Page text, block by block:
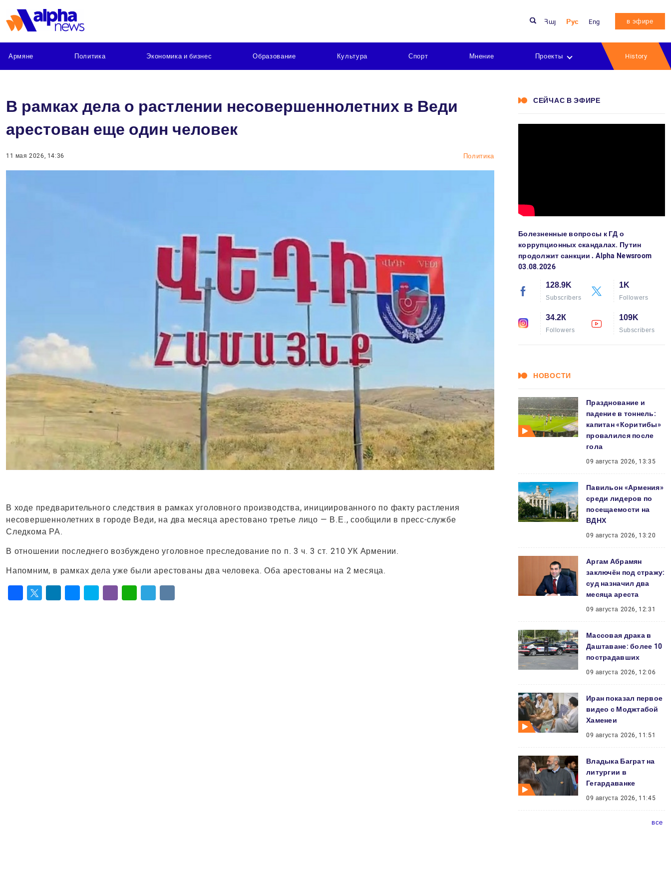
Հայ Рус Eng в эфире
Армяне Политика Экономика и бизнес Образование Культура Спорт Мнение Проекты History
В рамках дела о растлении несовершеннолетних в Веди
арестован еще один человек
11 мая 2026, 14:36 Политика
В ходе предварительного следствия в рамках уголовного производства, инициированного по факту растления
несовершеннолетних в городе Веди, на два месяца арестовано третье лицо — В.Е., сообщили в пресс-службе
Следкома РА.
В отношении последнего возбуждено уголовное преследование по п. 3 ч. 3 ст. 210 УК Армении.
Напомним, в рамках дела уже были арестованы два человека. Оба арестованы на 2 месяца.
СЕЙЧАС В ЭФИРЕ
Болезненные вопросы к ГД о
коррупционных скандалах. Путин
продолжит санкции․ Alpha Newsroom
03.08.2026
128.9K
Subscribers
1K
Followers
34.2К
Followers
109K
Subscribers
НОВОСТИ
Празднование и
падение в тоннель:
капитан «Коритибы»
провалился после
гола
09 августа 2026, 13:35
Павильон «Армения»
среди лидеров по
посещаемости на
ВДНХ
09 августа 2026, 13:20
Аргам Абрамян
заключён под стражу:
суд назначил два
месяца ареста
09 августа 2026, 12:31
Массовая драка в
Даштаване: более 10
пострадавших
09 августа 2026, 12:06
Иран показал первое
видео с Моджтабой
Хаменеи
09 августа 2026, 11:51
Владыка Баграт на
литургии в
Гегардаванке
09 августа 2026, 11:45
все